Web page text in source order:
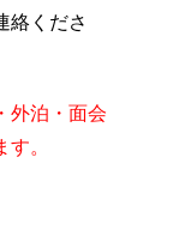
絡くださ
外泊・面会
。